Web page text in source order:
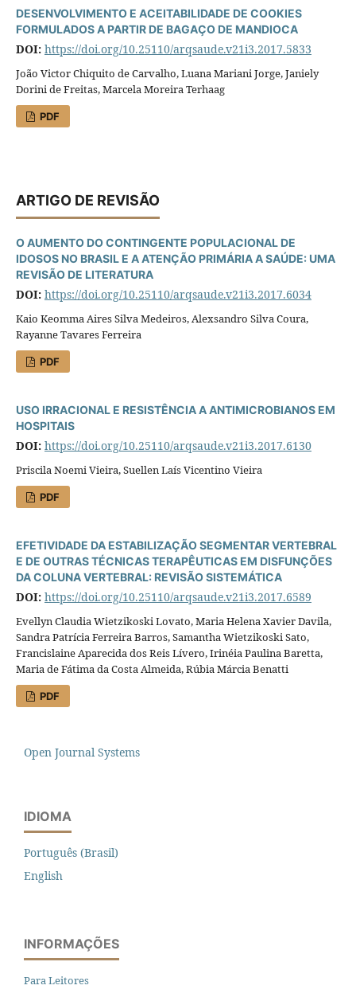
DESENVOLVIMENTO E ACEITABILIDADE DE COOKIES
FORMULADOS A PARTIR DE BAGAÇO DE MANDIOCA
DOI: https://doi.org/10.25110/arqsaude.v21i3.2017.5833
João Victor Chiquito de Carvalho, Luana Mariani Jorge, Janiely
Dorini de Freitas, Marcela Moreira Terhaag
PDF
ARTIGO DE REVISÃO
O AUMENTO DO CONTINGENTE POPULACIONAL DE
IDOSOS NO BRASIL E A ATENÇÃO PRIMÁRIA A SAÚDE: UMA
REVISÃO DE LITERATURA
DOI: https://doi.org/10.25110/arqsaude.v21i3.2017.6034
Kaio Keomma Aires Silva Medeiros, Alexsandro Silva Coura,
Rayanne Tavares Ferreira
PDF
USO IRRACIONAL E RESISTÊNCIA A ANTIMICROBIANOS EM
HOSPITAIS
DOI: https://doi.org/10.25110/arqsaude.v21i3.2017.6130
Priscila Noemi Vieira, Suellen Laís Vicentino Vieira
PDF
EFETIVIDADE DA ESTABILIZAÇÃO SEGMENTAR VERTEBRAL
E DE OUTRAS TÉCNICAS TERAPÊUTICAS EM DISFUNÇÕES
DA COLUNA VERTEBRAL: REVISÃO SISTEMÁTICA
DOI: https://doi.org/10.25110/arqsaude.v21i3.2017.6589
Evellyn Claudia Wietzikoski Lovato, Maria Helena Xavier Davila,
Sandra Patrícia Ferreira Barros, Samantha Wietzikoski Sato,
Francislaine Aparecida dos Reis Lívero, Irinéia Paulina Baretta,
Maria de Fátima da Costa Almeida, Rúbia Márcia Benatti
PDF
Open Journal Systems
IDIOMA
Português (Brasil)
English
INFORMAÇÕES
Para Leitores